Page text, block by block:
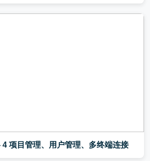
4 项目管理、用户管理、多终端连接